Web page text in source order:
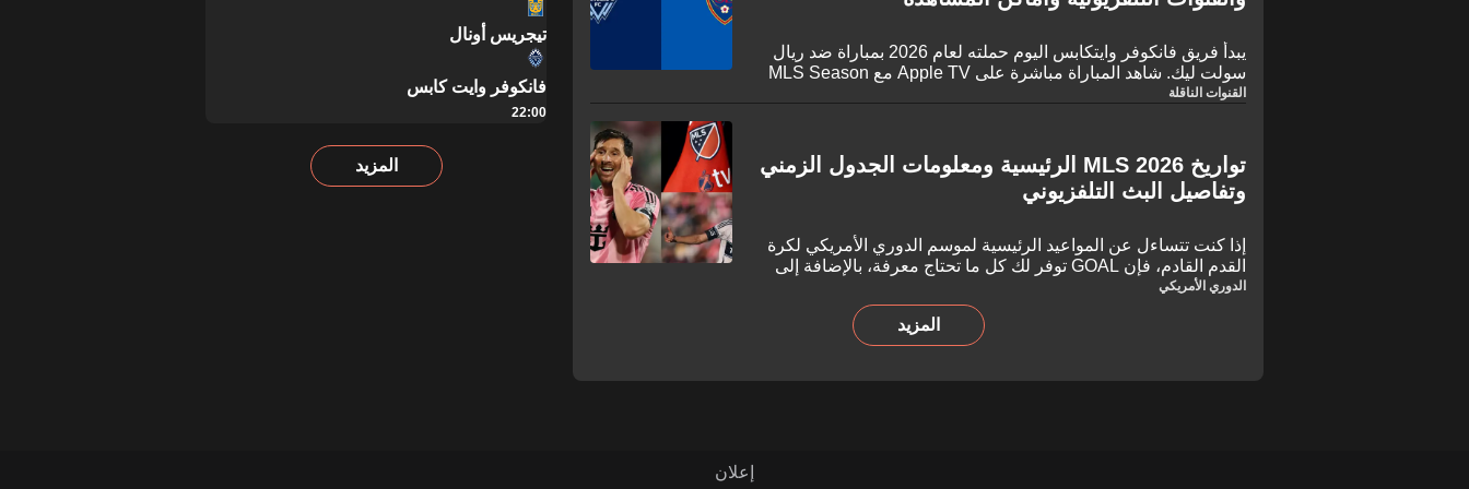
يبدأ فريق فانكوفر وايتكابس اليوم حملته لعام 2026 بمباراة ضد ريال
سولت ليك. شاهد المباراة مباشرة على Apple TV مع MLS Season
Pass.
القنوات الناقلة
تواريخ MLS 2026 الرئيسية ومعلومات الجدول الزمني
وتفاصيل البث التلفزيوني
إذا كنت تتساءل عن المواعيد الرئيسية لموسم الدوري الأمريكي لكرة
القدم القادم، فإن GOAL توفر لك كل ما تحتاج معرفة، بالإضافة إلى
مزيد من المعلومات حول كيفية مشاهدة المباريات على التلفزيون.
الدوري الأمريكي
المزيد
تيجريس أونال
فانكوفر وايت كابس
22:00
المزيد